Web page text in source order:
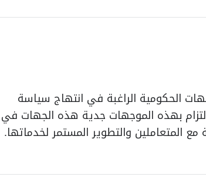
الحكومية الراغبة في انتهاج سياسة
بهذه الموجهات جدية هذه الجهات في
المتعاملين والتطوير المستمر لخدماتها.